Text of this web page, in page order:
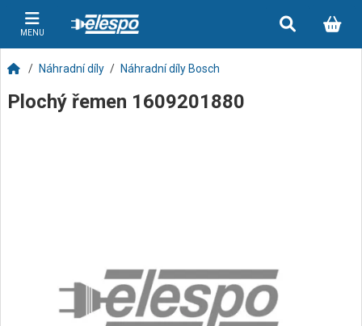
MENU
Náhradní díly Náhradní díly Bosch
Plochý řemen 1609201880